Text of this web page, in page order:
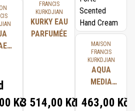
Kč
FRANCIS
KURKDJIAN
KURKY EAU
PARFUMÉE
3 514,00 Kč
MAISON
FRANCIS
KURKDJIAN
AQUA
MEDIA
FORTE
1 463,00 Kč